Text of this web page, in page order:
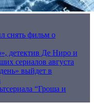
снять фильм о
детектив Де Ниро и
сериалов августа
выйдет в
“Гроша и